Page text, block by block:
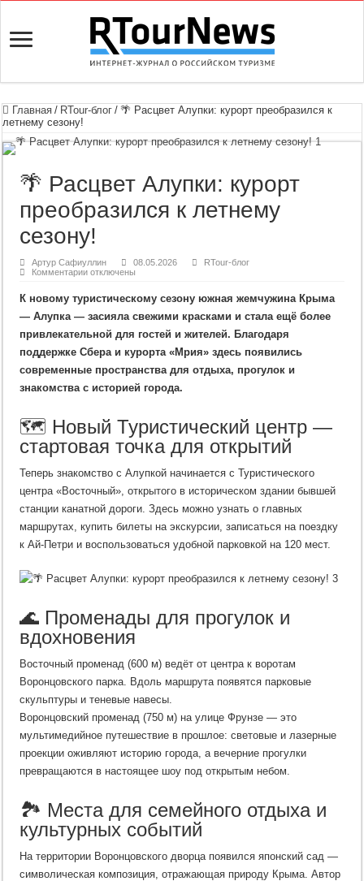
Главная / RTour-блог / 🌴 Расцвет Алупки: курорт преобразился к
летнему сезону!
🌴 Расцвет Алупки: курорт
преобразился к летнему
сезону!
Артур Сафиуллин 08.05.2026
RTour-блог
Комментариик
Расцвет
курорт
преобразился
к
летнему
сезону!
отключены
К новому туристическому сезону южная жемчужина Крыма
— Алупка — засияла свежими красками и стала ещё более
привлекательной для гостей и жителей. Благодаря
поддержке Сбера и курорта «Мрия» здесь появились
современные пространства для отдыха, прогулок и
знакомства с историей города.
🗺️ Новый Туристический центр —
стартовая точка для открытий
Теперь знакомство с Алупкой начинается с Туристического
центра «Восточный», открытого в историческом здании бывшей
станции канатной дороги. Здесь можно узнать о главных
маршрутах, купить билеты на экскурсии, записаться на поездку
к Ай-Петри и воспользоваться удобной парковкой на 120 мест.
🌊 Променады для прогулок и
вдохновения
Восточный променад (600 м) ведёт от центра к воротам
Воронцовского парка. Вдоль маршрута появятся парковые
скульптуры и теневые навесы.
Воронцовский променад (750 м) на улице Фрунзе — это
мультимедийное путешествие в прошлое: световые и лазерные
проекции оживляют историю города, а вечерние прогулки
превращаются в настоящее шоу под открытым небом.
🏞️ Места для семейного отдыха и
культурных событий
На территории Воронцовского дворца появился японский сад —
символическая композиция, отражающая природу Крыма. Автор